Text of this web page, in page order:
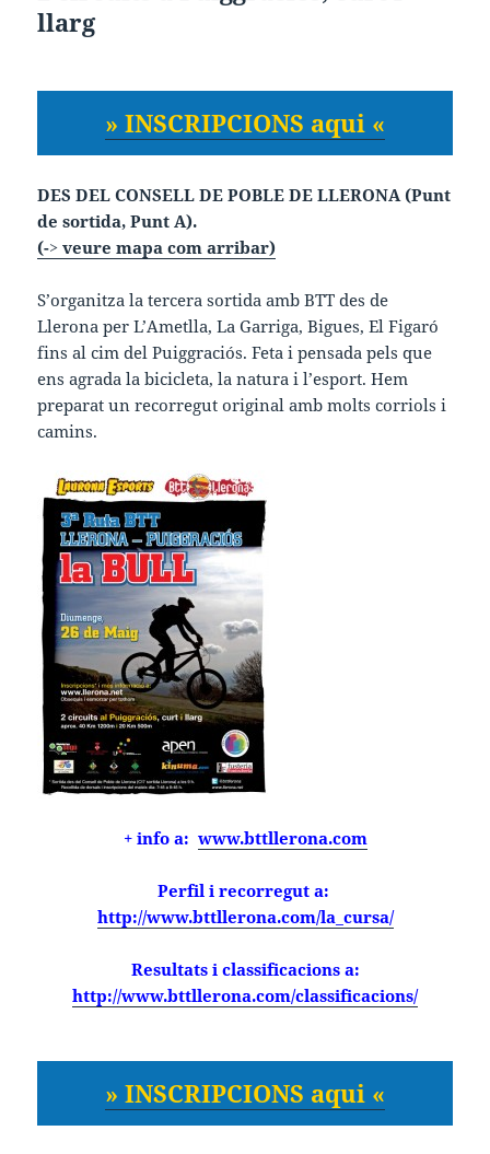
llarg
» INSCRIPCIONS aqui «
DES DEL CONSELL DE POBLE DE LLERONA (Punt
de sortida, Punt A).
(-> veure mapa com arribar)
S’organitza la tercera sortida amb BTT des de
Llerona per L’Ametlla, La Garriga, Bigues, El Figaró
fins al cim del Puiggraciós. Feta i pensada pels que
ens agrada la bicicleta, la natura i l’esport. Hem
preparat un recorregut original amb molts corriols i
camins.
+ info a: www.bttllerona.com
Perfil i recorregut a:
http://www.bttllerona.com/la_cursa/
Resultats i classificacions a:
http://www.bttllerona.com/classificacions/
» INSCRIPCIONS aqui «